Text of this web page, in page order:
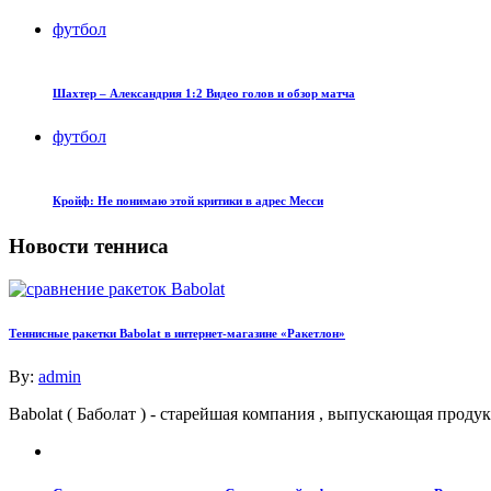
футбол
Шахтер – Александрия 1:2 Видео голов и обзор матча
футбол
Кройф: Не понимаю этой критики в адрес Месси
Новости тенниса
Теннисные ракетки Babolat в интернет-магазине «Ракетлон»
By: admin
Babolat ( Баболат ) - старейшая компания , выпускающая